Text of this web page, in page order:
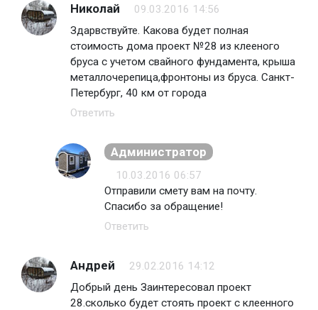
Николай
09.03.2016 14:56
Здарвствуйте. Какова будет полная
стоимость дома проект №28 из клееного
бруса с учетом свайного фундамента, крыша
металлочерепица,фронтоны из бруса. Санкт-
Петербург, 40 км от города
Ответить
Администратор
10.03.2016 06:57
Отправили смету вам на почту.
Спасибо за обращение!
Ответить
Андрей
29.02.2016 14:12
Добрый день Заинтересовал проект
28.сколько будет стоять проект с клеенного